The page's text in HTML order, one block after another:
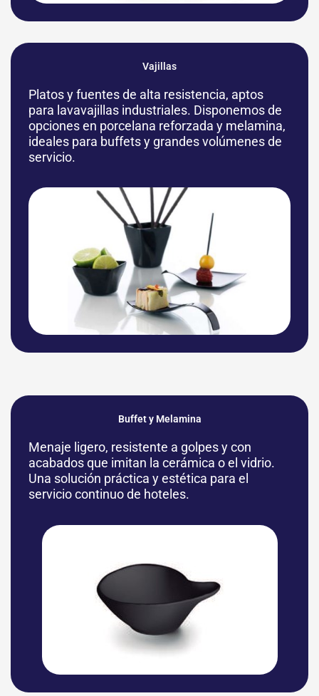
Vajillas
Platos y fuentes de alta resistencia, aptos
para lavavajillas industriales. Disponemos de
opciones en porcelana reforzada y melamina,
ideales para buffets y grandes volúmenes de
servicio.
Buffet y Melamina
Menaje ligero, resistente a golpes y con
acabados que imitan la cerámica o el vidrio.
Una solución práctica y estética para el
servicio continuo de hoteles.